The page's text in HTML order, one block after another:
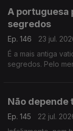
A portuguesa
segredos
Ep. 146
23 jul.
É a mais antiga
segredos. Pelo
Não depende
Ep. 145
22 jul.